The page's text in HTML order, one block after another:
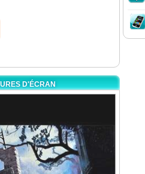
D'ÉCRAN